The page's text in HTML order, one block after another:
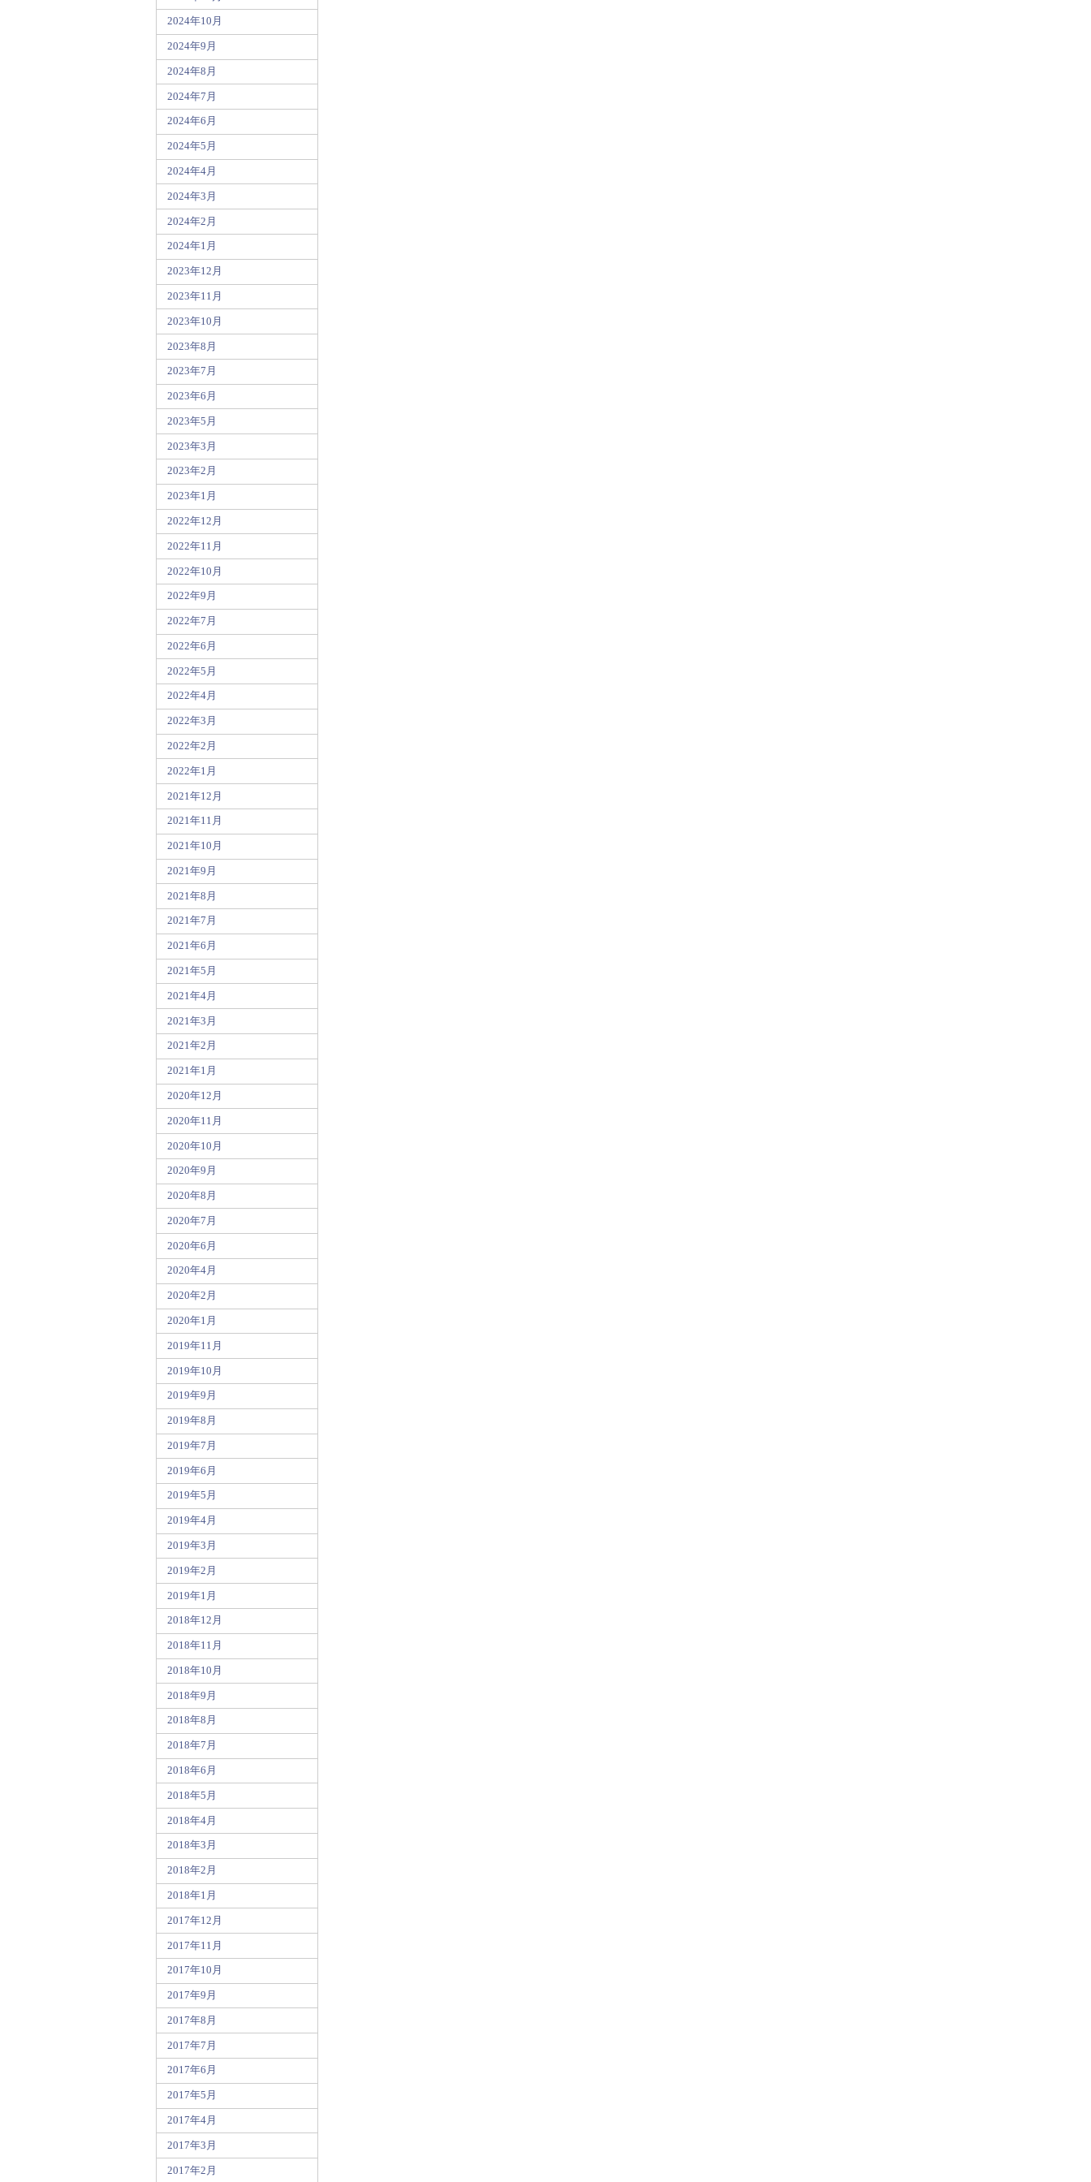
2024年10月
2024年9月
2024年8月
2024年7月
2024年6月
2024年5月
2024年4月
2024年3月
2024年2月
2024年1月
2023年12月
2023年11月
2023年10月
2023年8月
2023年7月
2023年6月
2023年5月
2023年3月
2023年2月
2023年1月
2022年12月
2022年11月
2022年10月
2022年9月
2022年7月
2022年6月
2022年5月
2022年4月
2022年3月
2022年2月
2022年1月
2021年12月
2021年11月
2021年10月
2021年9月
2021年8月
2021年7月
2021年6月
2021年5月
2021年4月
2021年3月
2021年2月
2021年1月
2020年12月
2020年11月
2020年10月
2020年9月
2020年8月
2020年7月
2020年6月
2020年4月
2020年2月
2020年1月
2019年11月
2019年10月
2019年9月
2019年8月
2019年7月
2019年6月
2019年5月
2019年4月
2019年3月
2019年2月
2019年1月
2018年12月
2018年11月
2018年10月
2018年9月
2018年8月
2018年7月
2018年6月
2018年5月
2018年4月
2018年3月
2018年2月
2018年1月
2017年12月
2017年11月
2017年10月
2017年9月
2017年8月
2017年7月
2017年6月
2017年5月
2017年4月
2017年3月
2017年2月